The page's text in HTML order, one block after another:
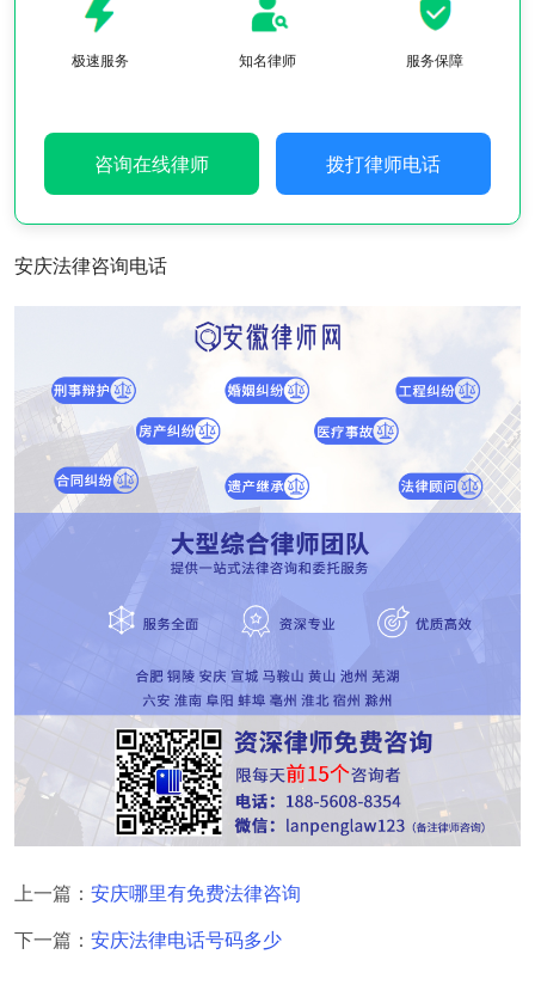
极速服务 知名律师 服务保障
咨询在线律师 拨打律师电话
安庆法律咨询电话
上一篇： 安庆哪里有免费法律咨询
下一篇： 安庆法律电话号码多少